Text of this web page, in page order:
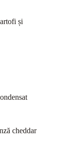
și
cheddar